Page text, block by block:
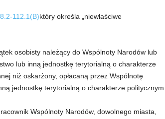
112.1(B)który określa „niewłaściwe
osobisty należący do Wspólnoty Narodów lub
lub inną jednostkę terytorialną o charakterze
niż oskarżony, opłacaną przez Wspólnotę
jednostkę terytorialną o charakterze politycznym.
Wspólnoty Narodów, dowolnego miasta,